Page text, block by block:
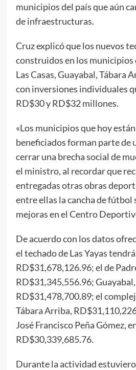
municipios del país que aún
de infraestructuras.
Cruz explicó que los nuevos
construidos en los municipios
Las Casas, Guayabal, Tábara
con inversiones individuales
RD$30 y RD$32 millones.
«Los municipios que hoy
beneficiados forman parte de
cerrar una brecha social de
el ministro, al recordar que
entregadas otras obras
entre ellas la cancha de fútbol
mejoras en el Centro
De acuerdo con los datos
el techado de Las Yayas
RD$31,678,126.96; el de
RD$31,345,556.96; Guayabal,
RD$31,478,700.89; el
Tábara Arriba,
José Francisco Peña Gómez,
RD$30,339,685.76.
Durante la actividad